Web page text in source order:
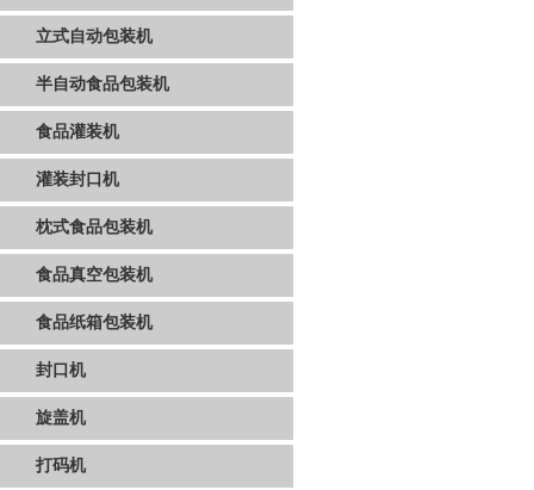
立式自动包装机
半自动食品包装机
食品灌装机
灌装封口机
枕式食品包装机
食品真空包装机
食品纸箱包装机
封口机
旋盖机
打码机